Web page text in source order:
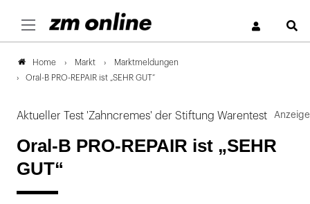
Home Markt
Marktmeldungen
Oral-B PRO-REPAIR ist „SEHR GUT“
Aktueller Test 'Zahncremes' der Stiftung Warentest
Oral-B PRO-REPAIR ist „SEHR
GUT“